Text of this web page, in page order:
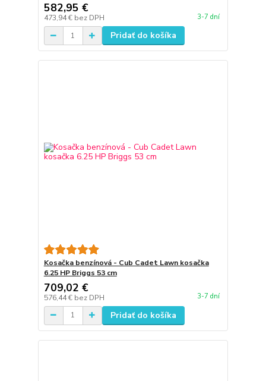
582,95 €
473,94 € bez DPH 3-7 dní
Pridať do košíka
Kosačka benzínová - Cub Cadet Lawn kosačka
6.25 HP Briggs 53 cm
709,02 €
576,44 € bez DPH 3-7 dní
Pridať do košíka